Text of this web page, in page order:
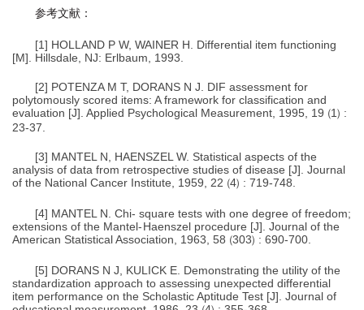
参考文献 ：
[1] HOLLAND P W, WAINER H. Differential item functioning
[M]. Hillsdale, NJ: Erlbaum, 1993.
[2] POTENZA M T, DORANS N J. DIF assessment for
polytomously scored items: A framework for classification and
evaluation [J]. Applied Psychological Measurement, 1995, 19（1） :
23-37.
[3] MANTEL N, HAENSZEL W. Statistical aspects of the
analysis of data from retrospective studies of disease [J]. Journal
of the National Cancer Institute, 1959, 22（4） : 719-748.
[4] MANTEL N. Chi- square tests with one degree of freedom;
extensions of the Mantel-Haenszel procedure [J]. Journal of the
American Statistical Association, 1963, 58（303） : 690-700.
[5] DORANS N J, KULICK E. Demonstrating the utility of the
standardization approach to assessing unexpected differential
item performance on the Scholastic Aptitude Test [J]. Journal of